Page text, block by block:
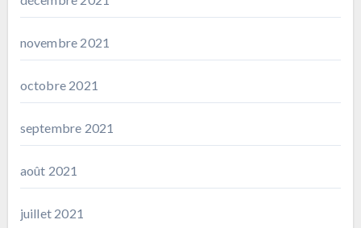
novembre 2021
octobre 2021
septembre 2021
août 2021
juillet 2021